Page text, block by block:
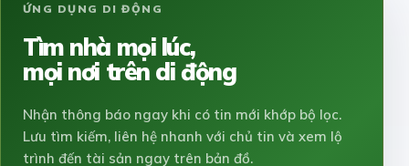
ỨNG DỤNG DI ĐỘNG
Tìm nhà mọi lúc,
mọi nơi trên di động
Nhận thông báo ngay khi có tin mới khớp bộ lọc.
Lưu tìm kiếm, liên hệ nhanh với chủ tin và xem lộ
trình đến tài sản ngay trên bản đồ.